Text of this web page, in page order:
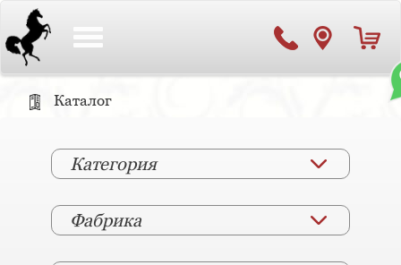
Каталог
Категория
Фабрика